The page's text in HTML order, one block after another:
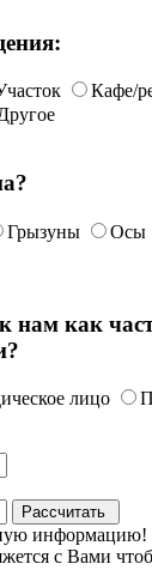
Кафе/
Грызуны Осы
нам как
лицо
с Вами